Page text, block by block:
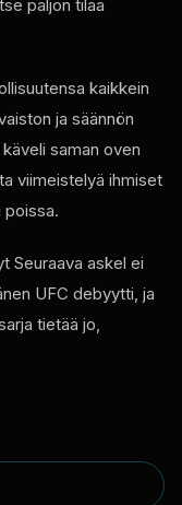
paljon tilaa
kaikkein
ja säännön
saman oven
viimeistelyä ihmiset
poissa.
Seuraava askel ei
UFC debyytti, ja
tietää jo,